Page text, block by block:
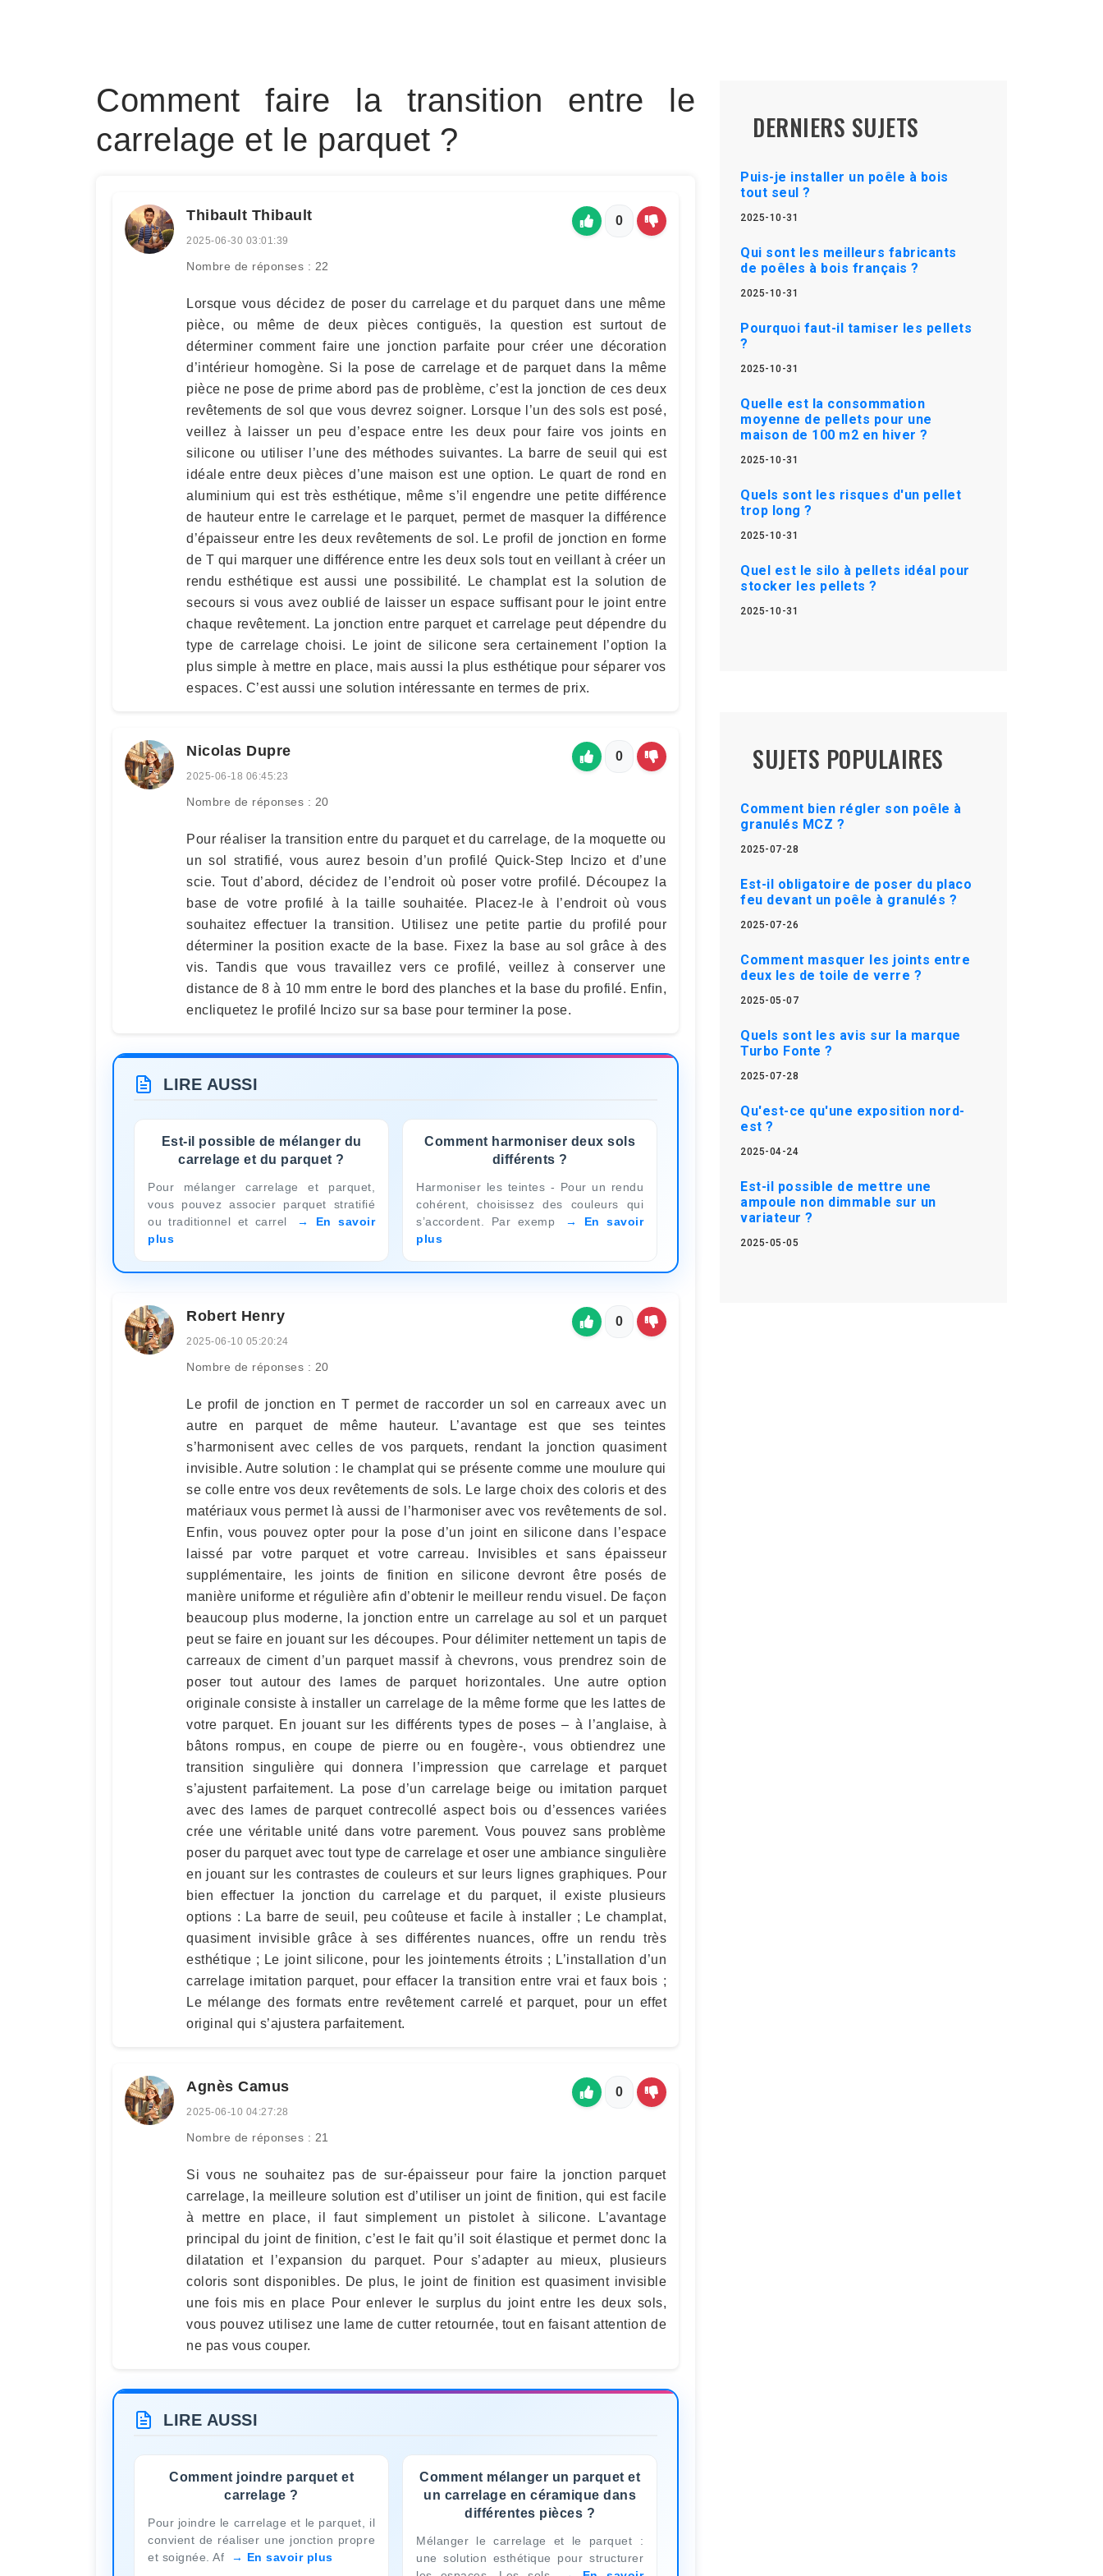
Comment faire la transition entre le
carrelage et le parquet ?
Thibault Thibault
2025-06-30 03:01:39
Nombre de réponses : 22
0
Lorsque vous décidez de poser du carrelage et du parquet dans une même
pièce, ou même de deux pièces contiguës, la question est surtout de
déterminer comment faire une jonction parfaite pour créer une décoration
d’intérieur homogène. Si la pose de carrelage et de parquet dans la même
pièce ne pose de prime abord pas de problème, c’est la jonction de ces deux
revêtements de sol que vous devrez soigner. Lorsque l’un des sols est posé,
veillez à laisser un peu d’espace entre les deux pour faire vos joints en
silicone ou utiliser l’une des méthodes suivantes. La barre de seuil qui est
idéale entre deux pièces d’une maison est une option. Le quart de rond en
aluminium qui est très esthétique, même s’il engendre une petite différence
de hauteur entre le carrelage et le parquet, permet de masquer la différence
d’épaisseur entre les deux revêtements de sol. Le profil de jonction en forme
de T qui marquer une différence entre les deux sols tout en veillant à créer un
rendu esthétique est aussi une possibilité. Le champlat est la solution de
secours si vous avez oublié de laisser un espace suffisant pour le joint entre
chaque revêtement. La jonction entre parquet et carrelage peut dépendre du
type de carrelage choisi. Le joint de silicone sera certainement l’option la
plus simple à mettre en place, mais aussi la plus esthétique pour séparer vos
espaces. C’est aussi une solution intéressante en termes de prix.
Nicolas Dupre
2025-06-18 06:45:23
Nombre de réponses : 20
0
Pour réaliser la transition entre du parquet et du carrelage, de la moquette ou
un sol stratifié, vous aurez besoin d’un profilé Quick-Step Incizo et d’une
scie. Tout d’abord, décidez de l’endroit où poser votre profilé. Découpez la
base de votre profilé à la taille souhaitée. Placez-le à l’endroit où vous
souhaitez effectuer la transition. Utilisez une petite partie du profilé pour
déterminer la position exacte de la base. Fixez la base au sol grâce à des
vis. Tandis que vous travaillez vers ce profilé, veillez à conserver une
distance de 8 à 10 mm entre le bord des planches et la base du profilé. Enfin,
encliquetez le profilé Incizo sur sa base pour terminer la pose.
LIRE AUSSI
Est-il possible de mélanger du
carrelage et du parquet ?
Pour mélanger carrelage et parquet,
vous pouvez associer parquet stratifié
ou traditionnel et carrel
En savoir
plus
Comment harmoniser deux sols
différents ?
Harmoniser les teintes - Pour un rendu
cohérent, choisissez des couleurs qui
s’accordent. Par exemp
En savoir
plus
Robert Henry
2025-06-10 05:20:24
Nombre de réponses : 20
0
Le profil de jonction en T permet de raccorder un sol en carreaux avec un
autre en parquet de même hauteur. L’avantage est que ses teintes
s’harmonisent avec celles de vos parquets, rendant la jonction quasiment
invisible. Autre solution : le champlat qui se présente comme une moulure qui
se colle entre vos deux revêtements de sols. Le large choix des coloris et des
matériaux vous permet là aussi de l’harmoniser avec vos revêtements de sol.
Enfin, vous pouvez opter pour la pose d’un joint en silicone dans l’espace
laissé par votre parquet et votre carreau. Invisibles et sans épaisseur
supplémentaire, les joints de finition en silicone devront être posés de
manière uniforme et régulière afin d’obtenir le meilleur rendu visuel. De façon
beaucoup plus moderne, la jonction entre un carrelage au sol et un parquet
peut se faire en jouant sur les découpes. Pour délimiter nettement un tapis de
carreaux de ciment d’un parquet massif à chevrons, vous prendrez soin de
poser tout autour des lames de parquet horizontales. Une autre option
originale consiste à installer un carrelage de la même forme que les lattes de
votre parquet. En jouant sur les différents types de poses – à l’anglaise, à
bâtons rompus, en coupe de pierre ou en fougère-, vous obtiendrez une
transition singulière qui donnera l’impression que carrelage et parquet
s’ajustent parfaitement. La pose d’un carrelage beige ou imitation parquet
avec des lames de parquet contrecollé aspect bois ou d’essences variées
crée une véritable unité dans votre parement. Vous pouvez sans problème
poser du parquet avec tout type de carrelage et oser une ambiance singulière
en jouant sur les contrastes de couleurs et sur leurs lignes graphiques. Pour
bien effectuer la jonction du carrelage et du parquet, il existe plusieurs
options : La barre de seuil, peu coûteuse et facile à installer ; Le champlat,
quasiment invisible grâce à ses différentes nuances, offre un rendu très
esthétique ; Le joint silicone, pour les jointements étroits ; L’installation d’un
carrelage imitation parquet, pour effacer la transition entre vrai et faux bois ;
Le mélange des formats entre revêtement carrelé et parquet, pour un effet
original qui s’ajustera parfaitement.
Agnès Camus
2025-06-10 04:27:28
Nombre de réponses : 21
0
Si vous ne souhaitez pas de sur-épaisseur pour faire la jonction parquet
carrelage, la meilleure solution est d’utiliser un joint de finition, qui est facile
à mettre en place, il faut simplement un pistolet à silicone. L’avantage
principal du joint de finition, c’est le fait qu’il soit élastique et permet donc la
dilatation et l’expansion du parquet. Pour s’adapter au mieux, plusieurs
coloris sont disponibles. De plus, le joint de finition est quasiment invisible
une fois mis en place Pour enlever le surplus du joint entre les deux sols,
vous pouvez utilisez une lame de cutter retournée, tout en faisant attention de
ne pas vous couper.
LIRE AUSSI
Comment joindre parquet et
carrelage ?
Pour joindre le carrelage et le parquet, il
convient de réaliser une jonction propre
et soignée. Af
En savoir plus
Comment mélanger un parquet et
un carrelage en céramique dans
différentes pièces ?
Mélanger le carrelage et le parquet :
une solution esthétique pour structurer
DERNIERS SUJETS
Puis-je installer un poêle à bois
tout seul ?
2025-10-31
Qui sont les meilleurs fabricants
de poêles à bois français ?
2025-10-31
Pourquoi faut-il tamiser les pellets
?
2025-10-31
Quelle est la consommation
moyenne de pellets pour une
maison de 100 m2 en hiver ?
2025-10-31
Quels sont les risques d'un pellet
trop long ?
2025-10-31
Quel est le silo à pellets idéal pour
stocker les pellets ?
2025-10-31
SUJETS POPULAIRES
Comment bien régler son poêle à
granulés MCZ ?
2025-07-28
Est-il obligatoire de poser du placo
feu devant un poêle à granulés ?
2025-07-26
Comment masquer les joints entre
deux les de toile de verre ?
2025-05-07
Quels sont les avis sur la marque
Turbo Fonte ?
2025-07-28
Qu'est-ce qu'une exposition nord-
est ?
2025-04-24
Est-il possible de mettre une
ampoule non dimmable sur un
variateur ?
2025-05-05